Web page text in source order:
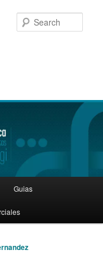
Guias